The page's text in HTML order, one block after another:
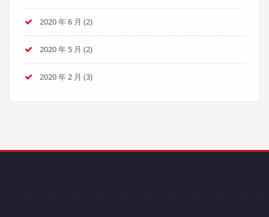
2020 年 6 月 (2)
2020 年 5 月 (2)
2020 年 2 月 (3)